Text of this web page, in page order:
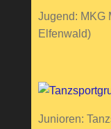
Jugend: MKG
Elfenwald)
Junioren: